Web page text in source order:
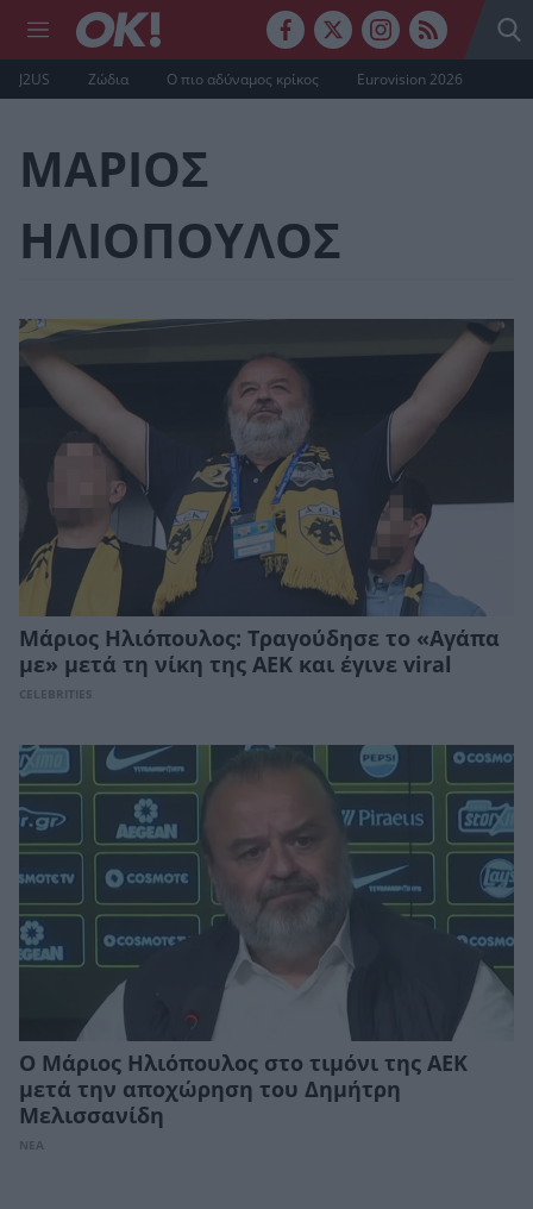
J2US Ζώδια Ο πιο αδύναμος κρίκος Eurovision 2026
ΜΑΡΙΟΣ
ΗΛΙΟΠΟΥΛΟΣ
Μάριος Ηλιόπουλος: Τραγούδησε το «Αγάπα
με» μετά τη νίκη της ΑΕΚ και έγινε viral
CELEBRITIES
Ο Μάριος Ηλιόπουλος στο τιμόνι της ΑΕΚ
μετά την αποχώρηση του Δημήτρη
Μελισσανίδη
ΝΕΑ